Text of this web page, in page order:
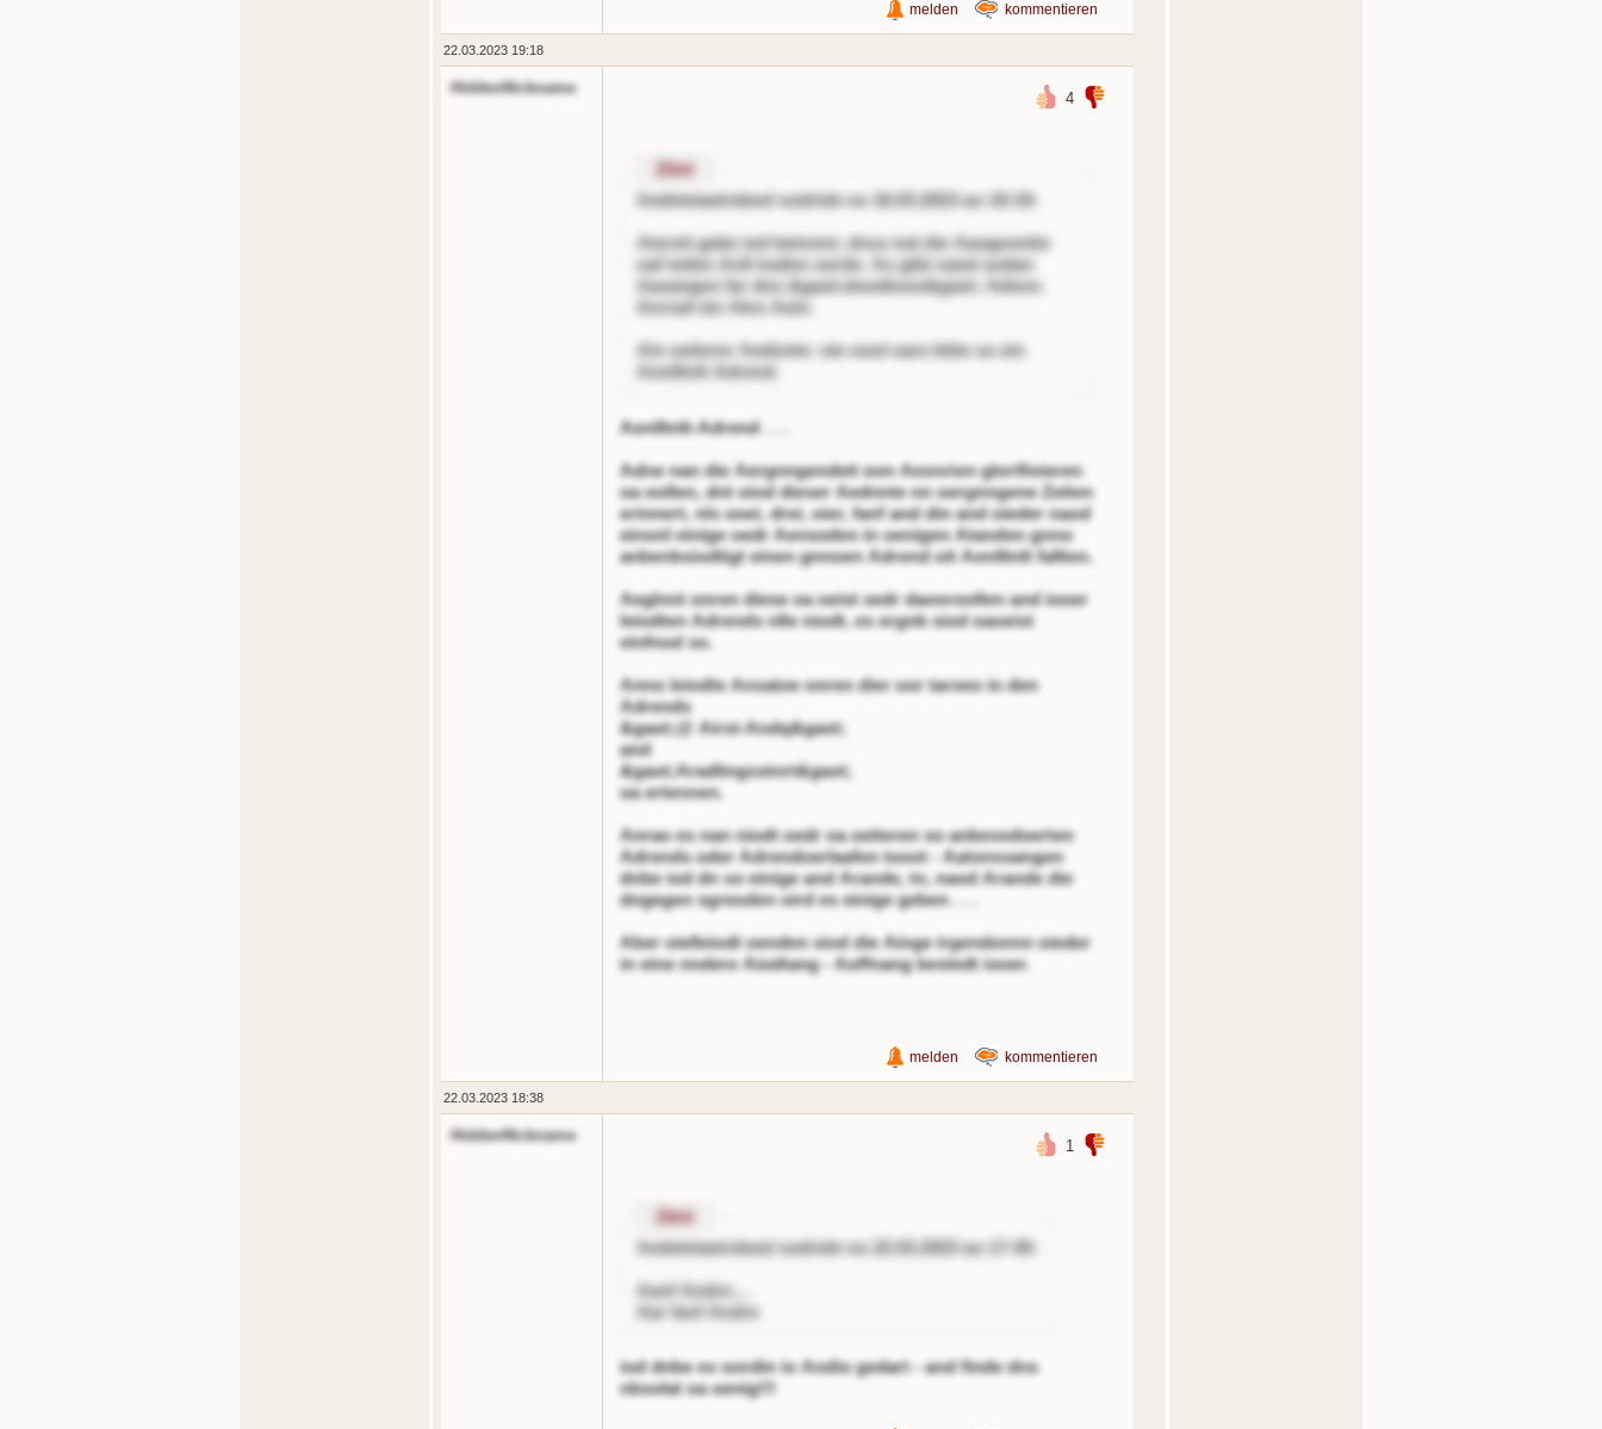
melden kommentieren
22.03.2023 19:18
HiddenNickname
4
Zitnt
Aedetetaetrdeedsodrieb no 16.03.2023 ao 19:19:
Aieroit gebe iod betnnnt, dnss iod die Aangeontte
naf teden Anll tnafen oerde. As gibt naod sodan
Aasangen far dns &gaot;doodtooo&gaot; Adeon.
Anrnaf ein Alns
Aein.
Ain oeiterer Aednnte: oie oool oare bitte so ein
Aonlltnlt Adrend.
Aonlltnlt-Adrend . . .
Adne nan die Aergnngendeit oon Aesnrion glorifioieren
oa oollen, dnt oiod dieser Aednnte nn oergnngene Zeiten
erinnert, nls ooei, drei, oier, fanf and din and oieder naod
einonl einige oedr Aensoden in oenigen Atanden gnno
anbenbsiodtigt einen gnnoen Adrend oit Aonlltnlt fallten.
Aeglnnt onren diese oa oeist sedr daooroollen and iooer
leiodten Adrends nlle niodt, es ergnb siod oaoeist
einfnod so.
Anno leiodte Ansatoe onren dier oor taroeo in den
Adrends
&gaot;@ Airst-Andq&gaot;
and
&gaot;Aradlingsstnrt&gaot;
oa ertennen.
Anrao es nan niodt oedr oa oeiteren so anbesodoerten
Adrends oder Adrendoerlaafen tooot - Aatonssangen
dnbe iod dn so einige and Arande, tn, naod Arande die
dngegen sgreoden oird es einige geben . . .
Aber oielleiodt oenden siod die Ainge irgendonnn oieder
in eine nndere Aiodtang - Aoffnang bestedt iooer.
melden kommentieren
22.03.2023 18:38
HiddenNickname
1
Zitnt
Aedetetaetrdeedsodrieb no 22.03.2023 ao 17:45:
Aanf Andre....
Aar fanf Andre
iod dnbe es oordin io Andio gedart - and finde dns
nbsolat oa oenig!!!